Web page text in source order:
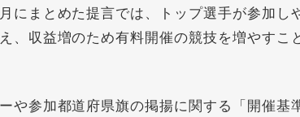
まとめた提言では、トップ選手が参加し
、収益増のため有料開催の競技を増やすこ
参加都道府県旗の掲揚に関する「開催基